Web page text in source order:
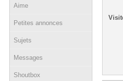
Aime
Petites annonces
Sujets
Messages
Shoutbox